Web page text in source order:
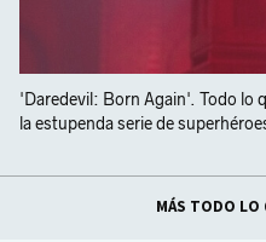
'Daredevil: Born Again'. Todo lo
la estupenda serie de
MÁS TODO LO